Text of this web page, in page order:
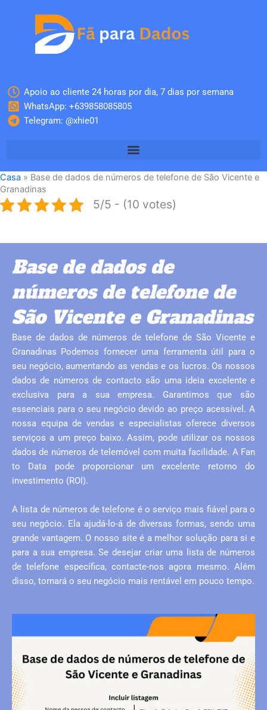
Apoio ao cliente 24 horas por dia, 7 dias por semana
WhatsApp: +639858085805
Telegram: @xhie01
Casa » Base de dados de números de telefone de São Vicente e
Granadinas
5/5 - (10 votes)
Base de dados de
números de telefone de
São Vicente e Granadinas
Base de dados de números de telefone de São Vicente e
Granadinas Podemos fornecer uma ferramenta útil para o
seu negócio, aumentando as vendas e os lucros. Os nossos
dados de números de contacto são uma ideia excelente e
exclusiva para a sua empresa. Garantimos que são
essenciais para o seu negócio devido ao preço acessível. A
nossa equipa de vendas e especialistas oferece diversos
serviços a um preço baixo. Assim, pode utilizar os nossos
dados de números de telemóvel com muita facilidade. A Fan
to Data pode proporcionar um excelente retorno do
investimento (ROI).
A lista de números de telefone é o serviço mais fiável para o
seu negócio. Ela ajudá-lo-á de diversas formas, sendo uma
grande vantagem. O nosso site é a melhor solução para si e
para a sua empresa. Se desejar criar uma lista de números
de telefone específica, contacte-nos agora mesmo. Além
disso, tornará o seu negócio mais rentável em pouco tempo.